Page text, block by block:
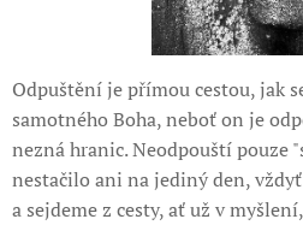
Odpuštění je přímou cestou, jak
samotného Boha, neboť on je
nezná hranic. Neodpouští pouze
nestačilo ani na jediný den,
a sejdeme z cesty, ať už v